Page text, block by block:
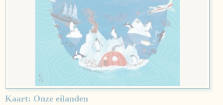
Kaart: Onze eilanden